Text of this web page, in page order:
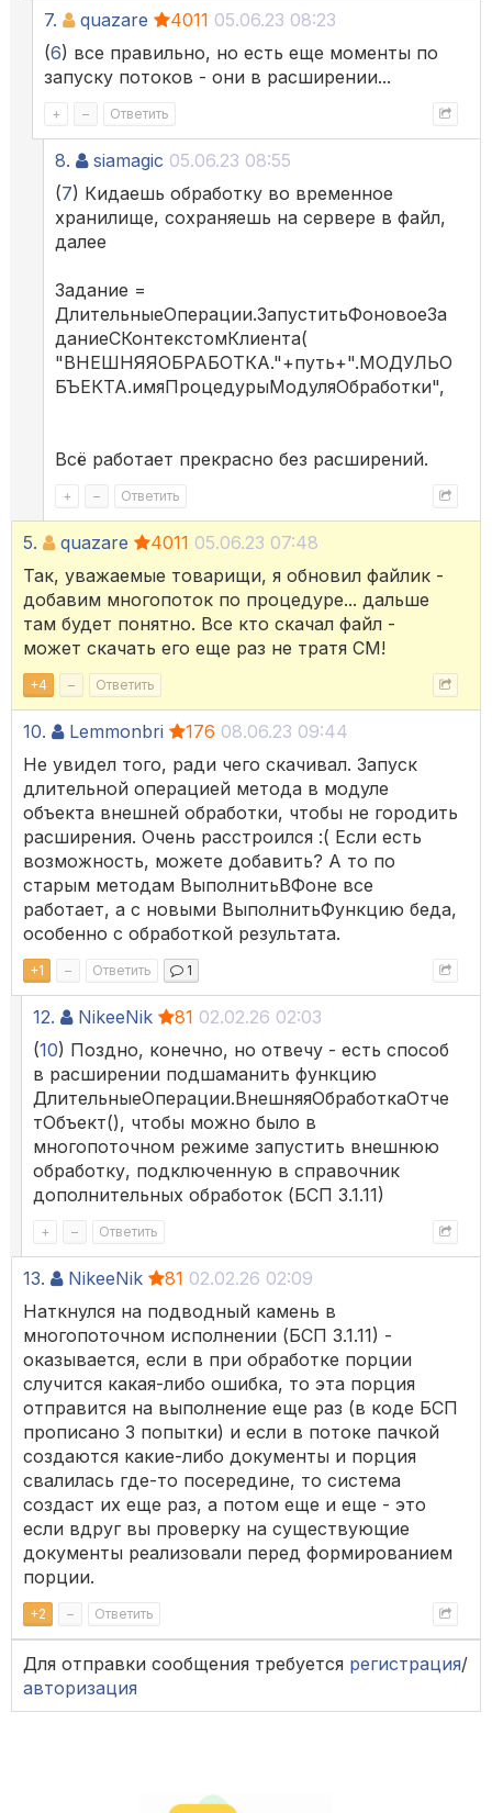
7. quazare 4011 05.06.23 08:23
(6) все правильно, но есть еще моменты по
запуску потоков - они в расширении...
+ – Ответить
8. siamagic 05.06.23 08:55
(7) Кидаешь обработку во временное
хранилище, сохраняешь на сервере в файл,
далее
Задание =
ДлительныеОперации.ЗапуститьФоновоеЗа
даниеСКонтекстомКлиента(
"ВНЕШНЯЯОБРАБОТКА."+путь+".МОДУЛЬО
БЪЕКТА.имяПроцедурыМодуляОбработки",
Всё работает прекрасно без расширений.
+ – Ответить
5. quazare 4011 05.06.23 07:48
Так, уважаемые товарищи, я обновил файлик -
добавим многопоток по процедуре... дальше
там будет понятно. Все кто скачал файл -
может скачать его еще раз не тратя СМ!
+4 – Ответить
10. Lemmonbri 176 08.06.23 09:44
Не увидел того, ради чего скачивал. Запуск
длительной операцией метода в модуле
объекта внешней обработки, чтобы не городить
расширения. Очень расстроился :( Если есть
возможность, можете добавить? А то по
старым методам ВыполнитьВФоне все
работает, а с новыми ВыполнитьФункцию беда,
особенно с обработкой результата.
+1 – Ответить 1
12. NikeeNik 81 02.02.26 02:03
(10) Поздно, конечно, но отвечу - есть способ
в расширении подшаманить функцию
ДлительныеОперации.ВнешняяОбработкаОтче
тОбъект(), чтобы можно было в
многопоточном режиме запустить внешнюю
обработку, подключенную в справочник
дополнительных обработок (БСП 3.1.11)
+ – Ответить
13. NikeeNik 81 02.02.26 02:09
Наткнулся на подводный камень в
многопоточном исполнении (БСП 3.1.11) -
оказывается, если в при обработке порции
случится какая-либо ошибка, то эта порция
отправится на выполнение еще раз (в коде БСП
прописано 3 попытки) и если в потоке пачкой
создаются какие-либо документы и порция
свалилась где-то посередине, то система
создаст их еще раз, а потом еще и еще - это
если вдруг вы проверку на существующие
документы реализовали перед формированием
порции.
+2 – Ответить
Для отправки сообщения требуется регистрация/
авторизация